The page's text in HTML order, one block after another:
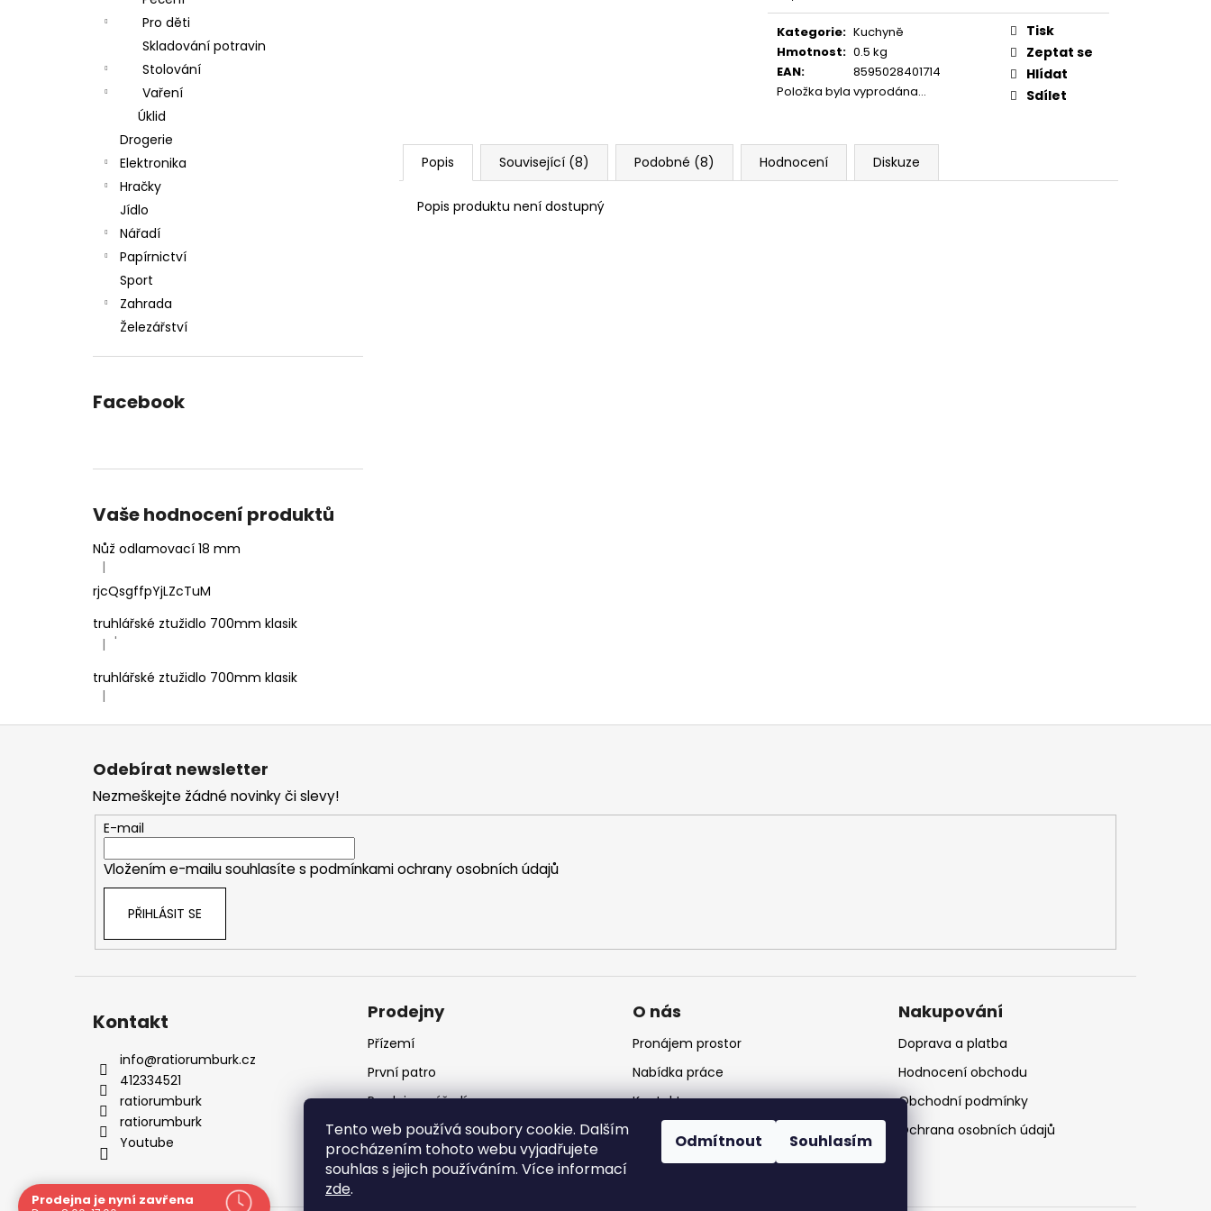
Tento web používá soubory cookie. Dalším
procházením tohoto webu vyjadřujete
souhlas s jejich používáním. Více informací
zde.
Odmítnout Souhlasím
Pro děti
Skladování potravin
Stolování
Vaření
Úklid
Drogerie
Elektronika
Hračky
Jídlo
Nářadí
Papírnictví
Sport
Zahrada
Železářství
Facebook
Vaše hodnocení produktů
Nůž odlamovací 18 mm
Hodnocení produktu je 4 z 5 hvězdiček.
|
rjcQsgffpYjLZcTuM
truhlářské ztužidlo 700mm klasik
Hodnocení produktu je 5 z 5 hvězdiček.
| '
truhlářské ztužidlo 700mm klasik
Hodnocení produktu je 5 z 5 hvězdiček.
|
Měrná
cena:
Kategorie: Kuchyně
Hmotnost: 0.5 kg
EAN:
8595028401714
Položka byla vyprodána…
Tisk
Zeptat se
Hlídat
Sdílet
Popis Související (8) Podobné (8) Hodnocení Diskuze
Popis produktu není dostupný
Z
Odebírat newsletter
Nezmeškejte žádné novinky či slevy!
E-mail
Vložením e-mailu souhlasíte s podmínkami ochrany osobních údajů
PŘIHLÁSIT SE
Kontakt
info@ratiorumburk.cz
412334521
ratiorumburk
ratiorumburk
Youtube
Prodejny
Přízemí
První patro
Prodejna nářadí
Prodejna krmiv
O nás
Pronájem prostor
Nabídka práce
Kontakt
Nakupování
Doprava a platba
Hodnocení obchodu
Obchodní podmínky
Ochrana osobních údajů
Prodejna je nyní zavřena